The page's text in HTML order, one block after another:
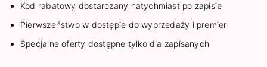
Kod rabatowy dostarczany natychmiast po zapisie
Pierwszeństwo w dostępie do wyprzedaży i premier
Specjalne oferty dostępne tylko dla zapisanych